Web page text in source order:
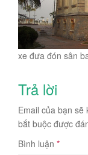
xe đưa đón sân
Trả lời
Email của bạn sẽ
bắt buộc được
Bình luận *